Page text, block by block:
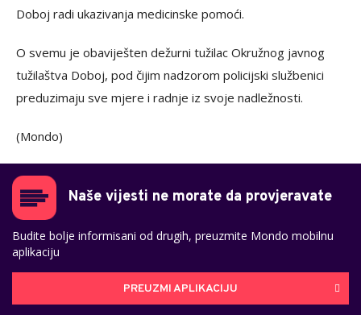
Doboj radi ukazivanja medicinske pomoći.
O svemu je obaviješten dežurni tužilac Okružnog javnog
tužilaštva Doboj, pod čijim nadzorom policijski službenici
preduzimaju sve mjere i radnje iz svoje nadležnosti.
(Mondo)
Naše vijesti ne morate da provjeravate
Budite bolje informisani od drugih, preuzmite Mondo mobilnu
aplikaciju
PREUZMI APLIKACIJU